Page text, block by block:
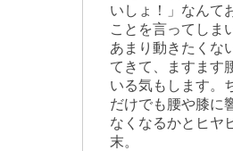
いしょ！」なんて
ことを言ってしま
あまり動きたくな
てきて、ますます
いる気もします。
だけでも腰や膝に
なくなるかとヒヤ
末。